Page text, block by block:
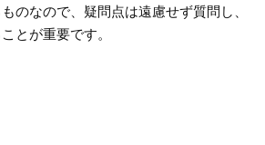
のなので、疑問点は遠慮せず質問し、
とが重要です。